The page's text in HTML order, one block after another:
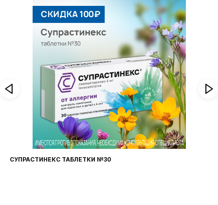
СУПРАСТИНЕКС ТАБЛЕТКИ №30